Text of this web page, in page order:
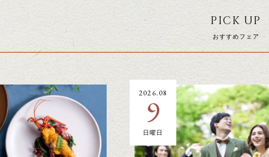
PICK UP
おすすめフェア
2026.08
9
日曜日